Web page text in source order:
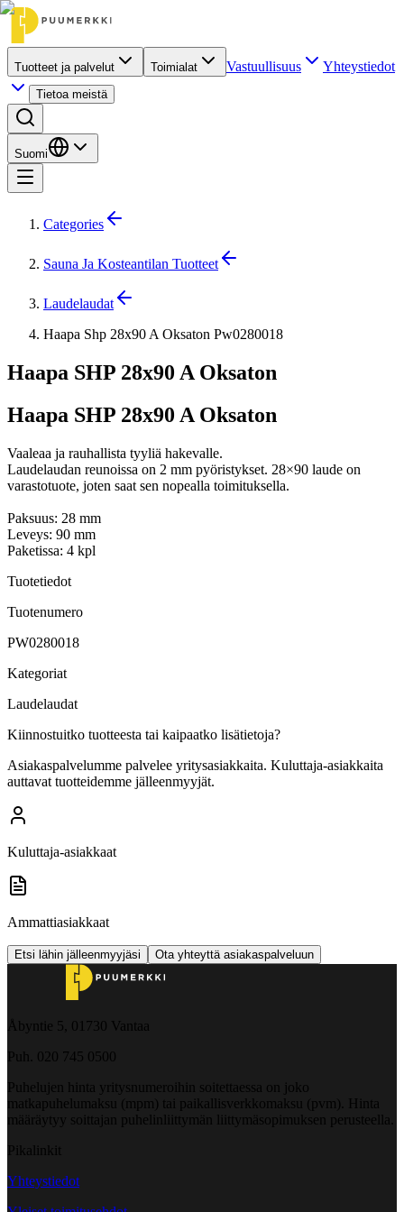
Tuotteet ja palvelut Toimialat Vastuullisuus Yhteystiedot
Tietoa meistä
Suomi
Categories
Sauna Ja Kosteantilan Tuotteet
Laudelaudat
Haapa Shp 28x90 A Oksaton Pw0280018
Haapa SHP 28x90 A Oksaton
Haapa SHP 28x90 A Oksaton
Vaaleaa ja rauhallista tyyliä hakevalle.
Laudelaudan reunoissa on 2 mm pyöristykset. 28×90 laude on
varastotuote, joten saat sen nopealla toimituksella.
Paksuus: 28 mm
Leveys: 90 mm
Paketissa: 4 kpl
Tuotetiedot
Tuotenumero
PW0280018
Kategoriat
Laudelaudat
Kiinnostuitko tuotteesta tai kaipaatko lisätietoja?
Asiakaspalvelumme palvelee yritysasiakkaita. Kuluttaja-asiakkaita
auttavat tuotteidemme jälleenmyyjät.
Kuluttaja-asiakkaat
Ammattiasiakkaat
Etsi lähin jälleenmyyjäsi Ota yhteyttä asiakaspalveluun
Åbyntie 5, 01730 Vantaa
Puh. 020 745 0500
Puhelujen hinta yritysnumeroihin soitettaessa on joko
matkapuhelumaksu (mpm) tai paikallisverkkomaksu (pvm). Hinta
määräytyy soittajan puhelinliittymän liittymäsopimuksen perusteella.
Pikalinkit
Yhteystiedot